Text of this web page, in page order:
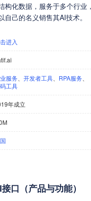
构化数据，服务于多个行
自己的名义销售其AI技术。
进入
服务 开发者工具 RPA服务
工具
年成立
口（产品与功能）